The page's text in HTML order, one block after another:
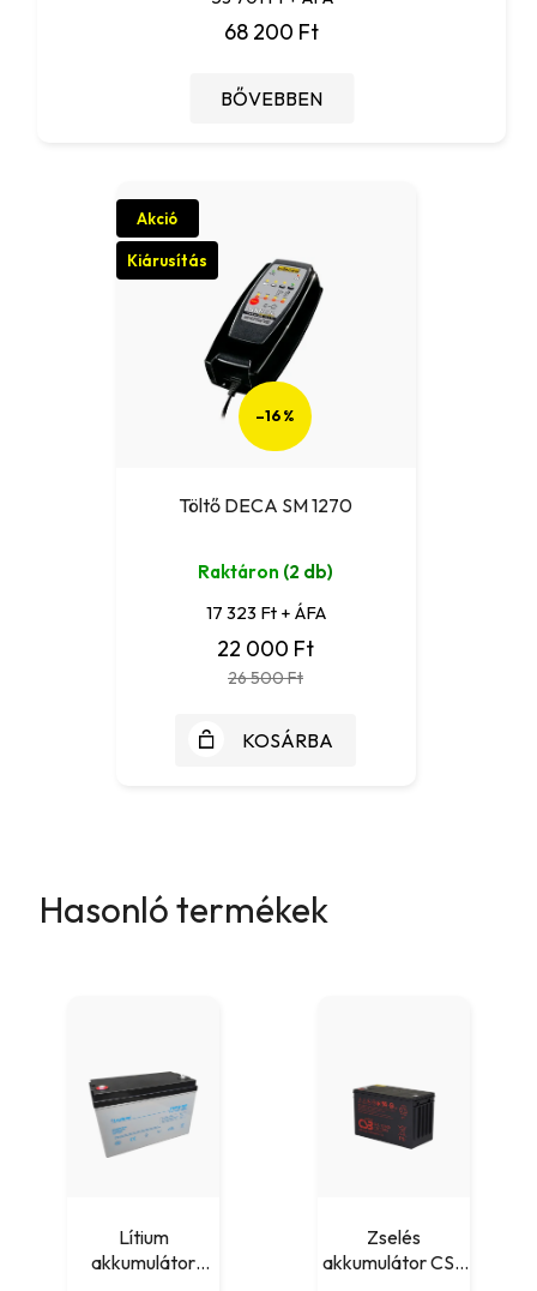
68 200 Ft
BŐVEBBEN
Akció
Kiárusítás
Töltő DECA SM 1270
Raktáron (2 db)
17 323 Ft + ÁFA
22 000 Ft
26 500 Ft
–16 %
KOSÁRBA
Hasonló termékek
Lítium
akkumulátor
Zselés
akkumulátor CSB